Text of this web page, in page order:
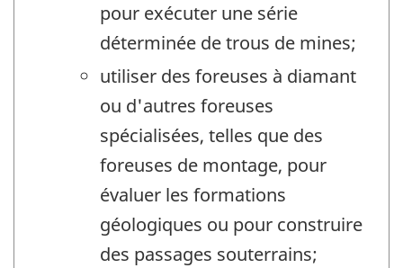
pour exécuter une série
déterminée de trous de mines;
utiliser des foreuses à diamant
ou d'autres foreuses
spécialisées, telles que des
foreuses de montage, pour
évaluer les formations
géologiques ou pour construire
des passages souterrains;